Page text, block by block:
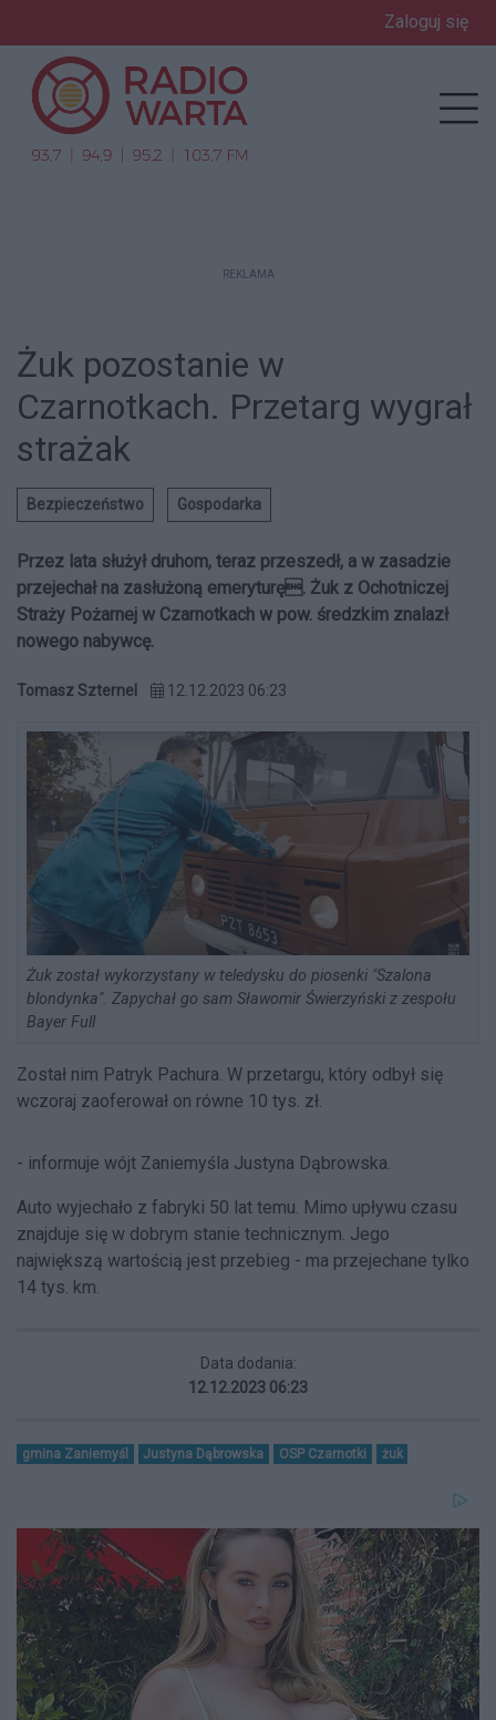
Zaloguj się
REKLAMA
Żuk pozostanie w
Czarnotkach. Przetarg wygrał
strażak
Bezpieczeństwo Gospodarka
Przez lata służył druhom, teraz przeszedł, a w zasadzie
przejechał na zasłużoną emeryturę. Żuk z Ochotniczej
Straży Pożarnej w Czarnotkach w pow. średzkim znalazł
nowego nabywcę.
Tomasz Szternel 12.12.2023 06:23
Żuk został wykorzystany w teledysku do piosenki "Szalona
blondynka". Zapychał go sam Sławomir Świerzyński z zespołu
Bayer Full
Został nim Patryk Pachura. W przetargu, który odbył się
wczoraj zaoferował on równe 10 tys. zł.
- informuje wójt Zaniemyśla Justyna Dąbrowska.
Auto wyjechało z fabryki 50 lat temu. Mimo upływu czasu
znajduje się w dobrym stanie technicznym. Jego
największą wartością jest przebieg - ma przejechane tylko
14 tys. km.
Data dodania:
12.12.2023 06:23
gmina Zaniemyśl Justyna Dąbrowska OSP Czarnotki żuk